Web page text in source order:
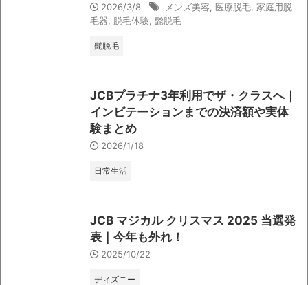
2026/3/8 メンズ美容 医療脱毛 家庭用脱
毛器
脱毛体験 髭脱毛
髭脱毛
JCBプラチナ3年利用でザ・クラスへ｜
インビテーションまでの決済額や実体
験まとめ
2026/1/18
日常生活
JCB マジカル クリスマス 2025 当選発
表｜今年も外れ！
2025/10/22
ディズニー